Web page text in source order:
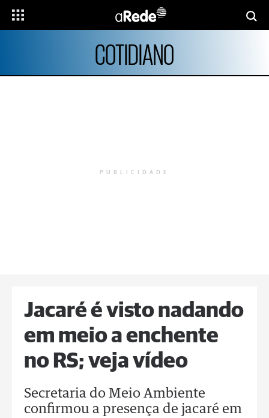
COTIDIANO
PUBLICIDADE
Jacaré é visto nadando
em meio a enchente
no RS; veja vídeo
Secretaria do Meio Ambiente
confirmou a presença de jacaré em